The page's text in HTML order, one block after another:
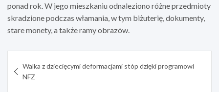
ponad rok. W jego mieszkaniu odnaleziono różne przedmioty
skradzione podczas włamania, w tym biżuterię, dokumenty,
stare monety, a także ramy obrazów.
wpisu
Walka z dziecięcymi deformacjami stóp dzięki programowi
NFZ